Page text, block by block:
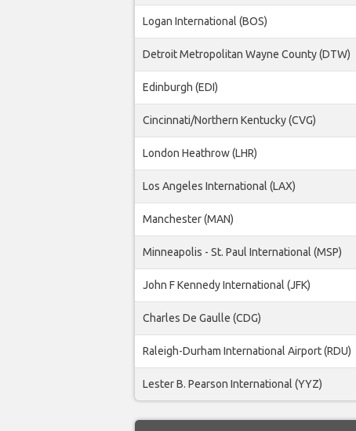
Logan International (BOS)
Detroit Metropolitan Wayne County (DTW)
Edinburgh (EDI)
Cincinnati/Northern Kentucky (CVG)
London Heathrow (LHR)
Los Angeles International (LAX)
Manchester (MAN)
Minneapolis - St. Paul International (MSP)
John F Kennedy International (JFK)
Charles De Gaulle (CDG)
Raleigh-Durham International Airport (RDU)
Lester B. Pearson International (YYZ)